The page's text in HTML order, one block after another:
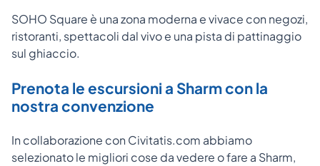
SOHO Square è una zona moderna e vivace con negozi,
ristoranti, spettacoli dal vivo e una pista di pattinaggio
sul ghiaccio.
Prenota le escursioni a Sharm con la
nostra convenzione
In collaborazione con Civitatis.com abbiamo
selezionato le migliori cose da vedere o fare a Sharm,